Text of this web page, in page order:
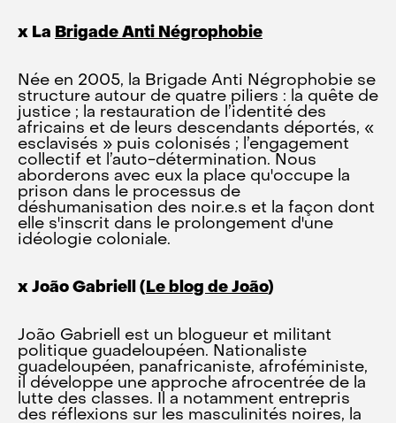
x La Brigade Anti Négrophobie
Née en 2005, la Brigade Anti Négrophobie se
structure autour de quatre piliers : la quête de
justice ; la restauration de l’identité des
africains et de leurs descendants déportés, «
esclavisés » puis colonisés ; l’engagement
collectif et l’auto-détermination. Nous
aborderons avec eux la place qu'occupe la
prison dans le processus de
déshumanisation des noir.e.s et la façon dont
elle s'inscrit dans le prolongement d'une
idéologie coloniale.
x João Gabriell ( Le blog de João)
João Gabriell est un blogueur et militant
politique guadeloupéen. Nationaliste
guadeloupéen, panafricaniste, afroféministe,
il développe une approche afrocentrée de la
lutte des classes. Il a notamment entrepris
des réflexions sur les masculinités noires, la